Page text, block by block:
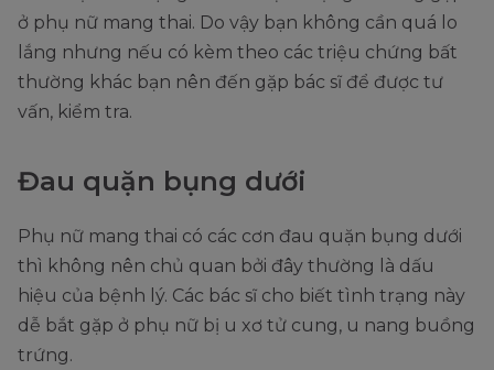
ở phụ nữ mang thai. Do vậy bạn không cần quá lo
lắng nhưng nếu có kèm theo các triệu chứng bất
thường khác bạn nên đến gặp bác sĩ để được tư
vấn, kiểm tra.
Đau quặn bụng dưới
Phụ nữ mang thai có các cơn đau quặn bụng dưới
thì không nên chủ quan bởi đây thường là dấu
hiệu của bệnh lý. Các bác sĩ cho biết tình trạng này
dễ bắt gặp ở phụ nữ bị u xơ tử cung, u nang buồng
trứng.